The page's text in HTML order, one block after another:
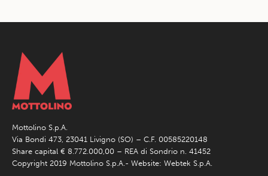
Mottolino S.p.A.
Via Bondi 473, 23041 Livigno (SO) – C.F. 00585220148
Share capital € 8.772.000,00 – REA di Sondrio n. 41452
Copyright 2019 Mottolino S.p.A.- Website: Webtek S.p.A.